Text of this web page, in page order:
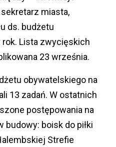
sekretarz miasta,
ds. budżetu
Lista zwycięskich
23 września.
obywatelskiego na
13 zadań. W ostatnich
postępowania na
budowy: boisk do piłki
Strefie